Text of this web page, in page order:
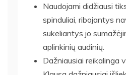
Naudojami didžiausi
spinduliai, ribojantys
sukeliantys jo
aplinkinių audinių.
Dažniausiai reikalinga